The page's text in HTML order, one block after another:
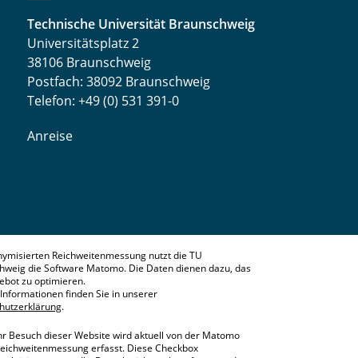
Technische Universität Braunschweig
Universitätsplatz 2
38106 Braunschweig
Postfach: 38092 Braunschweig
Telefon: +49 (0) 531 391-0
Anreise
Reichweitenmessung nutzt die TU
die Software Matomo. Die Daten dienen dazu, das
zu optimieren.
finden Sie in unserer
.
Besuch dieser Website wird aktuell von der Matomo
erfasst. Diese Checkbox